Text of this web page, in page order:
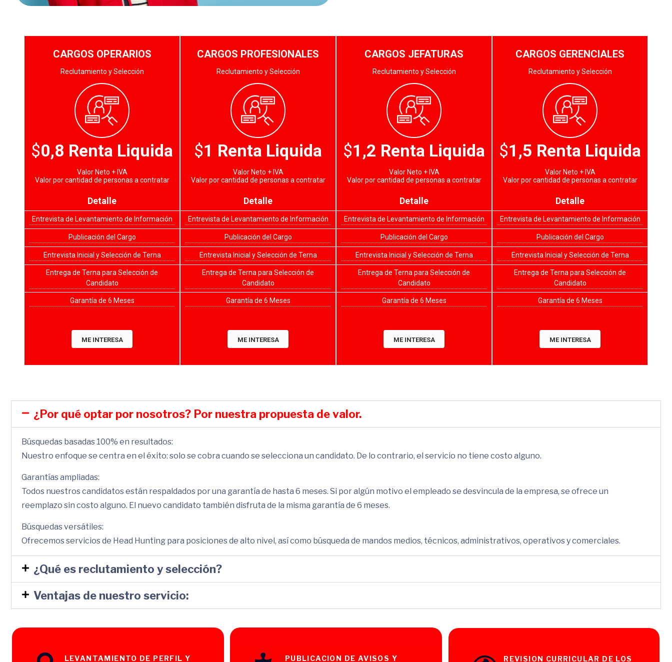
CARGOS OPERARIOS
Reclutamiento y Selección
$0,8 Renta Liquida
Valor Neto + IVA
Valor por cantidad de personas a contratar
Detalle
Entrevista de Levantamiento de Información
Publicación del Cargo
Entrevista Inicial y Selección de Terna
Entrega de Terna para Selección de
Candidato
Garantía de 6 Meses
ME INTERESA
CARGOS PROFESIONALES
Reclutamiento y Selección
$1 Renta Liquida
Valor Neto + IVA
Valor por cantidad de personas a contratar
Detalle
Entrevista de Levantamiento de Información
Publicación del Cargo
Entrevista Inicial y Selección de Terna
Entrega de Terna para Selección de
Candidato
Garantía de 6 Meses
ME INTERESA
CARGOS JEFATURAS
Reclutamiento y Selección
$1,2 Renta Liquida
Valor Neto + IVA
Valor por cantidad de personas a contratar
Detalle
Entrevista de Levantamiento de Información
Publicación del Cargo
Entrevista Inicial y Selección de Terna
Entrega de Terna para Selección de
Candidato
Garantía de 6 Meses
ME INTERESA
CARGOS GERENCIALES
Reclutamiento y Selección
$1,5 Renta Liquida
Valor Neto + IVA
Valor por cantidad de personas a contratar
Detalle
Entrevista de Levantamiento de Información
Publicación del Cargo
Entrevista Inicial y Selección de Terna
Entrega de Terna para Selección de
Candidato
Garantía de 6 Meses
ME INTERESA
¿Por qué optar por nosotros? Por nuestra propuesta de valor.
Búsquedas basadas 100% en resultados:
Nuestro enfoque se centra en el éxito: solo se cobra cuando se selecciona un candidato. De lo contrario, el servicio no tiene costo alguno.
Garantías ampliadas:
Todos nuestros candidatos están respaldados por una garantía de hasta 6 meses. Si por algún motivo el empleado se desvincula de la empresa, se ofrece un
reemplazo sin costo alguno. El nuevo candidato también disfruta de la misma garantía de 6 meses.
Búsquedas versátiles:
Ofrecemos servicios de Head Hunting para posiciones de alto nivel, así como búsqueda de mandos medios, técnicos, administrativos, operativos y comerciales.
¿Qué es reclutamiento y selección?
Ventajas de nuestro servicio:
LEVANTAMIENTO DE PERFIL Y PUBLICACION DE AVISOS Y REVISION CURRICULAR DE LOS